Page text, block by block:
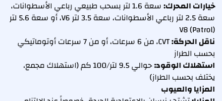
خيارات المحرك:
سعة 1.6 لتر بسحب طبيعي رباعي الأسطوانات،
سعة 2.5 لتر رباعي الأسطوانات، سعة 3.5 لتر V6، أو سعة 5.6 لتر
V8 (Patrol)
ناقل الحركة:
CVT، من 6 سرعات، أو من 7 سرعات أوتوماتيكي
بحسب الطراز
استهلاك الوقود:
حوالي 9.5 لتر/100 كم (استهلاك مجمع،
يختلف بحسب الطراز)
المزايا والعيوب